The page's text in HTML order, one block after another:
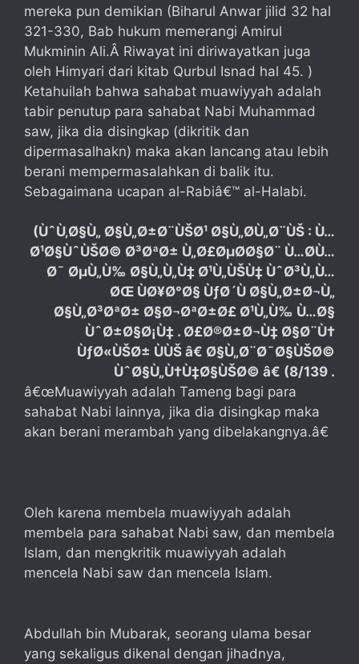
mereka pun demikian (Biharul Anwar jilid 32 hal
321-330, Bab hukum memerangi Amirul
Mukminin Ali.Â Riwayat ini diriwayatkan juga
oleh Himyari dari kitab Qurbul Isnad hal 45. )
Ketahuilah bahwa sahabat muawiyyah adalah
tabir penutup para sahabat Nabi Muhammad
saw, jika dia disingkap (dikritik dan
dipermasalhakn) maka akan lancang atau lebih
berani mempermasalahkan di balik itu.
Sebagaimana ucapan al-Rabiâ€™ al-Halabi.
(ÙˆÙ‚Ø§Ù„ Ø§Ù„Ø±Ø¨ÙŠØ¹ Ø§Ù„Ø­Ù„Ø¨ÙŠ : Ù…
Ø¹Ø§ÙˆÙŠØ© Ø³ØªØ± Ù„Ø£ØµØ­Ø§Ø¨ Ù…Ø­Ù…
Ø¯ ØµÙ„Ù‰ Ø§Ù„Ù„Ù‡ Ø¹Ù„ÙŠÙ‡ ÙˆØ³Ù„Ù…
ØŒ ÙØ¥Ø°Ø§ ÙƒØ´Ù Ø§Ù„Ø±Ø¬Ù„
Ø§Ù„Ø³ØªØ± Ø§Ø¬ØªØ±Ø£ Ø¹Ù„Ù‰ Ù…Ø§
ÙˆØ±Ø§Ø¡Ù‡ . Ø£Ø®Ø±Ø¬Ù‡ Ø§Ø¨Ù†
ÙƒØ«ÙŠØ± ÙÙŠ â€ Ø§Ù„Ø¨Ø¯Ø§ÙŠØ©
ÙˆØ§Ù„Ù†Ù‡Ø§ÙŠØ© â€ (8/139 .
â€œMuawiyyah adalah Tameng bagi para
sahabat Nabi lainnya, jika dia disingkap maka
akan berani merambah yang dibelakangnya.â€
Oleh karena membela muawiyyah adalah
membela para sahabat Nabi saw, dan membela
Islam, dan mengkritik muawiyyah adalah
mencela Nabi saw dan mencela Islam.
Abdullah bin Mubarak, seorang ulama besar
yang sekaligus dikenal dengan jihadnya,